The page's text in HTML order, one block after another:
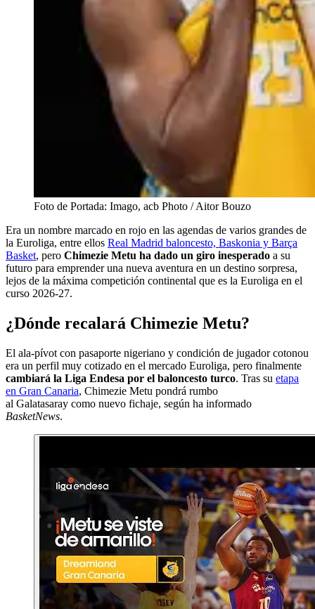
Foto de Portada: Imago, acb Photo / Aitor Bouzo
Era un nombre marcado en rojo en las agendas de varios grandes de
la Euroliga, entre ellos Real Madrid baloncesto, Baskonia y Barça
Basket, pero Chimezie Metu ha dado un giro inesperado a su
futuro para emprender una nueva aventura en un destino sorpresa,
lejos de la máxima competición continental que es la Euroliga en el
curso 2026-27.
¿Dónde recalará Chimezie Metu?
El ala-pívot con pasaporte nigeriano y condición de jugador cotonou
era un perfil muy cotizado en el mercado Euroliga, pero finalmente
cambiará la Liga Endesa por el baloncesto turco. Tras su etapa
en Gran Canaria, Chimezie Metu pondrá rumbo
al Galatasaray como nuevo fichaje, según ha informado
BasketNews.